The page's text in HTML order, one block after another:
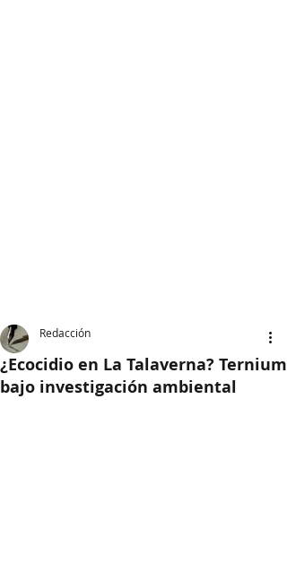
¿Ecocidio en La Talaverna? Ternium
bajo investigación ambiental
Redacción